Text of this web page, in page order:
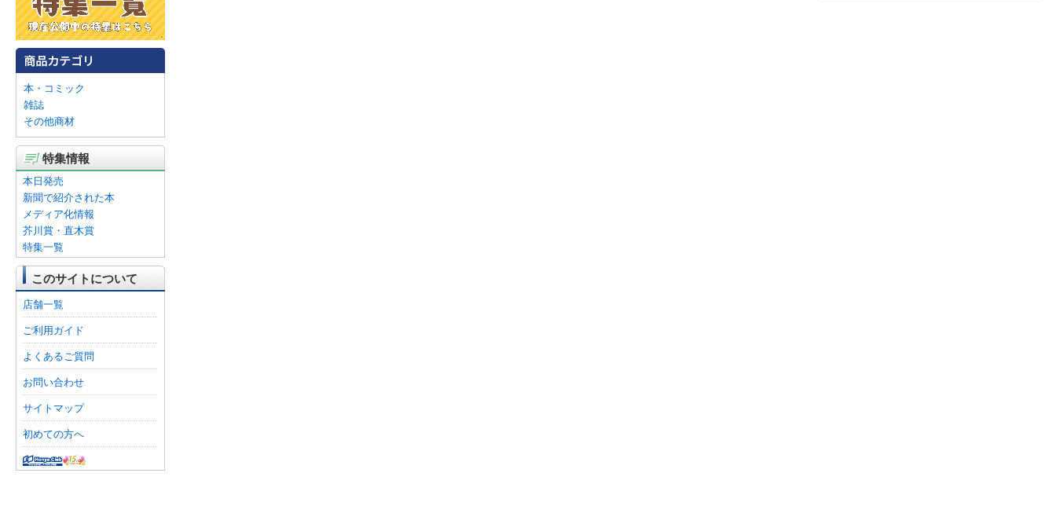
本・コミック
雑誌
その他商材
特集情報
本日発売
新聞で紹介された本
メディア化情報
芥川賞・直木賞
特集一覧
このサイトについて
店舗一覧
ご利用ガイド
よくあるご質問
お問い合わせ
サイトマップ
初めての方へ